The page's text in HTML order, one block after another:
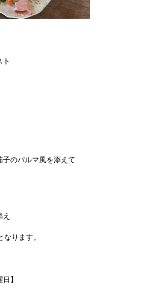
ト
のパルマ風を添えて
ります。
】